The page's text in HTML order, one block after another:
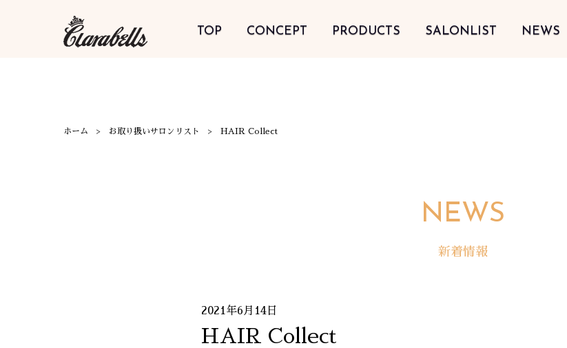
TOP CONCEPT PRODUCTS SALONLIST NEWS
ホーム お取り扱いサロンリスト HAIR Collect
NEWS
新着情報
2021年6月14日
HAIR Collect